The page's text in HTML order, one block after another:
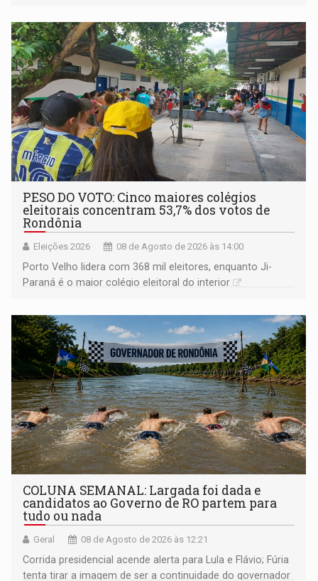
PESO DO VOTO: Cinco maiores colégios
eleitorais concentram 53,7% dos votos de
Rondônia
Eleições 2026 08 de Agosto de 2026 às 14:00
Porto Velho lidera com 368 mil eleitores, enquanto Ji-
Paraná é o maior colégio eleitoral do interior
COLUNA SEMANAL: Largada foi dada e
candidatos ao Governo de RO partem para
tudo ou nada
Geral 08 de Agosto de 2026 às 12:21
Corrida presidencial acende alerta para Lula e Flávio; Fúria
tenta tirar a imagem de ser a continuidade do governador